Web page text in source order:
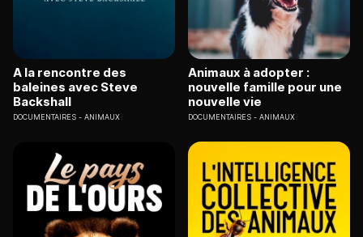
A la rencontre des
baleines avec Steve
Backshall
DOCUMENTAIRES ANIMAUX
Animaux à adopter :
nouvelle famille pour une
nouvelle vie
DOCUMENTAIRES ANIMAUX